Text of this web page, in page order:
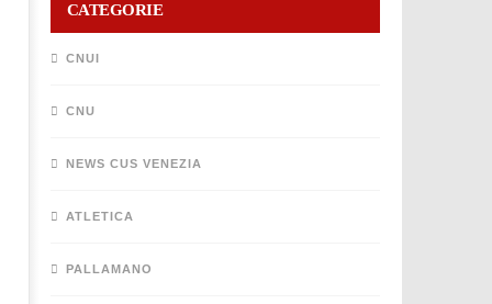
CATEGORIE
CNUI
CNU
NEWS CUS VENEZIA
ATLETICA
PALLAMANO